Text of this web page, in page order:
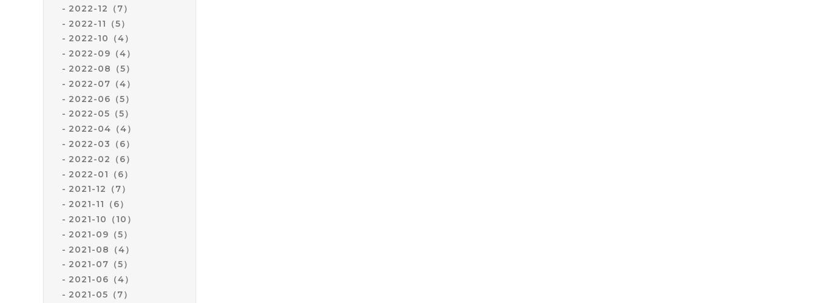
2022-12（7）
2022-11（5）
2022-10（4）
2022-09（4）
2022-08（5）
2022-07（4）
2022-06（5）
2022-05（5）
2022-04（4）
2022-03（6）
2022-02（6）
2022-01（6）
2021-12（7）
2021-11（6）
2021-10（10）
2021-09（5）
2021-08（4）
2021-07（5）
2021-06（4）
2021-05（7）